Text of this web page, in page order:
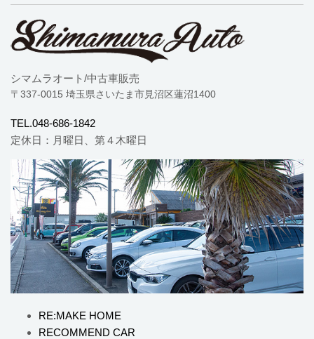
シマムラオート/中古車販売
〒337-0015 埼玉県さいたま市見沼区蓮沼1400
TEL.048-686-1842
定休日：月曜日、第４木曜日
RE:MAKE HOME
RECOMMEND CAR